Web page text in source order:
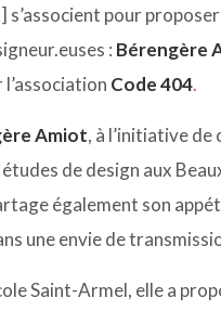
s’associent pour
: Bérengère
l’association Code 404.
Amiot, à l’initiative
de design aux
également son
une envie de
Saint-Armel, elle a